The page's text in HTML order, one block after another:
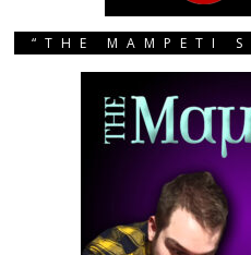
“THE MAMPETI